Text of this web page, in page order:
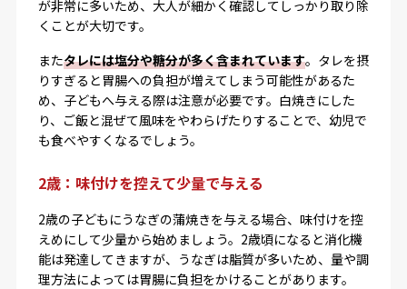
が非常に多いため、大人が細かく確認してしっかり取り除
くことが大切です。
またタレには塩分や糖分が多く含まれています。タレを摂
りすぎると胃腸への負担が増えてしまう可能性があるた
め、子どもへ与える際は注意が必要です。白焼きにした
り、ご飯と混ぜて風味をやわらげたりすることで、幼児で
も食べやすくなるでしょう。
2歳：味付けを控えて少量で与える
2歳の子どもにうなぎの蒲焼きを与える場合、味付けを控
えめにして少量から始めましょう。2歳頃になると消化機
能は発達してきますが、うなぎは脂質が多いため、量や調
理方法によっては胃腸に負担をかけることがあります。